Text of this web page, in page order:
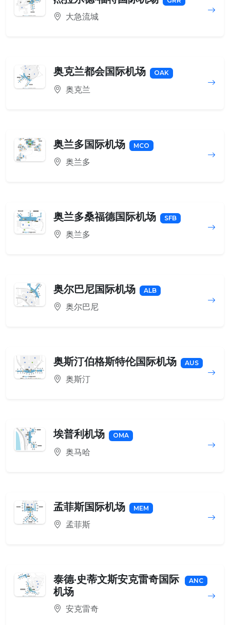
大急流城
奥克兰都会国际机场 OAK
奥克兰
奥兰多国际机场 MCO
奥兰多
奥兰多桑福德国际机场 SFB
奥兰多
奥尔巴尼国际机场 ALB
奥尔巴尼
奥斯汀伯格斯特伦国际机场 AUS
奥斯汀
埃普利机场 OMA
奥马哈
孟菲斯国际机场 MEM
孟菲斯
泰德·史蒂文斯安克雷奇国际
机场
ANC
安克雷奇